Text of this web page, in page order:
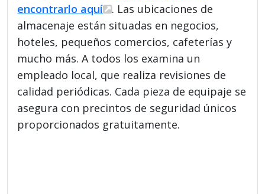
encontrarlo aquí
. Las ubicaciones de
almacenaje están situadas en negocios,
hoteles, pequeños comercios, cafeterías y
mucho más. A todos los examina un
empleado local, que realiza revisiones de
calidad periódicas. Cada pieza de equipaje se
asegura con precintos de seguridad únicos
proporcionados gratuitamente.